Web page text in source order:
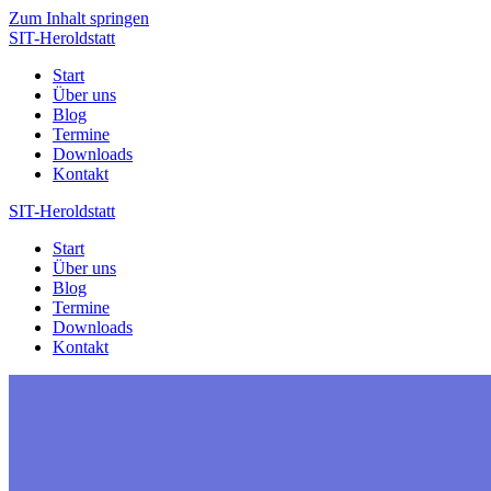
Zum Inhalt springen
SIT-Heroldstatt
Start
Über uns
Blog
Termine
Downloads
Kontakt
SIT-Heroldstatt
Start
Über uns
Blog
Termine
Downloads
Kontakt